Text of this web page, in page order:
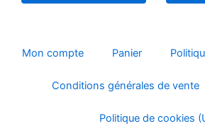
Mon compte Panier
Conditions générales de vente
Politique de cookies